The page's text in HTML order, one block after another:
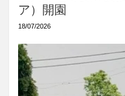
ア）開園
18/07/2026